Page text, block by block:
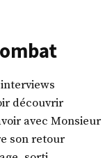
découvrir
avec Monsieur
son retour